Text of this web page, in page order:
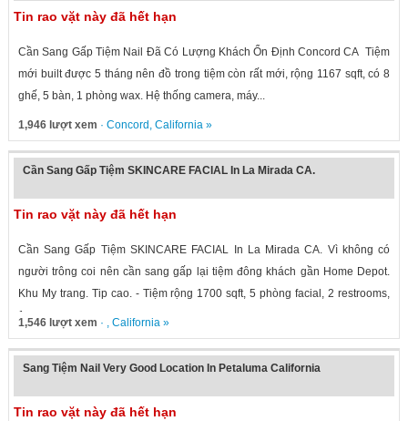
Tin rao vặt này đã hết hạn
Cần Sang Gấp Tiệm Nail Đã Có Lượng Khách Ổn Định Concord CA Tiệm
mới built được 5 tháng nên đồ trong tiệm còn rất mới, rộng 1167 sqft, có 8
ghế, 5 bàn, 1 phòng wax. Hệ thống camera, máy...
1,946 lượt xem · Concord , California»
Cần Sang Gấp Tiệm SKINCARE FACIAL In La Mirada CA.
Tin rao vặt này đã hết hạn
Cần Sang Gấp Tiệm SKINCARE FACIAL In La Mirada CA. Vì không có
người trông coi nên cần sang gấp lại tiệm đông khách gần Home Depot.
Khu My trang. Tip cao. - Tiệm rộng 1700 sqft, 5 phòng facial, 2 restrooms,
1...
1,546 lượt xem · , California»
Sang Tiệm Nail Very Good Location In Petaluma California
Tin rao vặt này đã hết hạn